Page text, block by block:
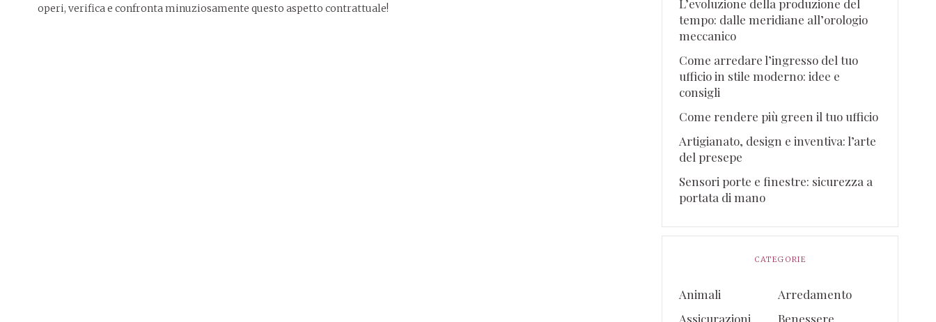
operi, verifica e confronta minuziosamente questo aspetto contrattuale!
L’evoluzione della produzione del
tempo: dalle meridiane all’orologio
meccanico
Come arredare l’ingresso del tuo
ufficio in stile moderno: idee e
consigli
Come rendere più green il tuo ufficio
Artigianato, design e inventiva: l’arte
del presepe
Sensori porte e finestre: sicurezza a
portata di mano
CATEGORIE
Animali
Arredamento
Assicurazioni
Benessere